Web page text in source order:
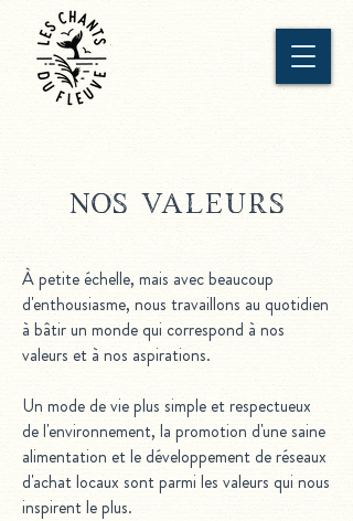
nos valeurs
À petite échelle, mais avec beaucoup
d'enthousiasme, nous travaillons au quotidien
à bâtir un monde qui correspond à nos
valeurs et à nos aspirations.
Un mode de vie plus simple etrespectueux
de l'environnement, la promotion d'une saine
alimentation et le développement deréseaux
d'achat locaux sont parmi les valeurs qui nous
inspirent le plus.